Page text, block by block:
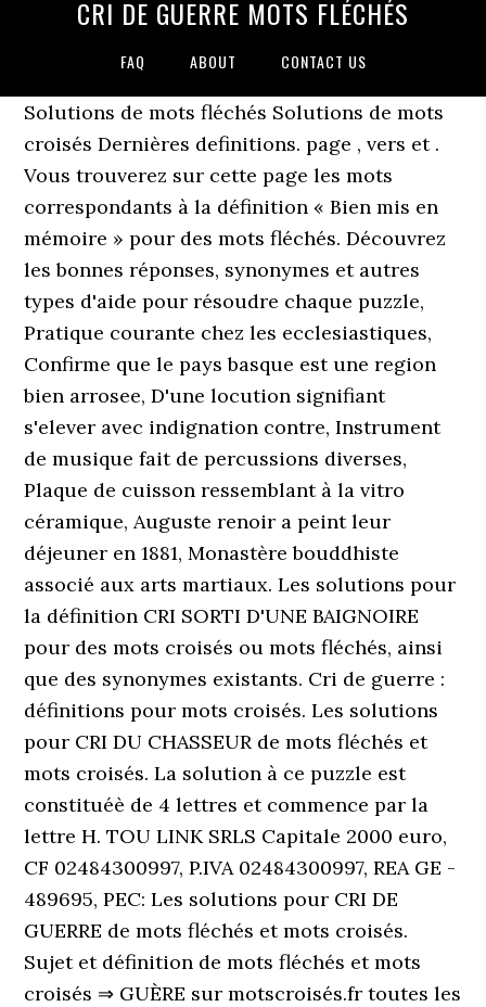
CRI DE GUERRE MOTS FLÉCHÉS
FAQ ABOUT CONTACT US
Solutions de mots fléchés Solutions de mots
croisés Dernières definitions. page , vers et .
Vous trouverez sur cette page les mots
correspondants à la définition « Bien mis en
mémoire » pour des mots fléchés. Découvrez
les bonnes réponses, synonymes et autres
types d'aide pour résoudre chaque puzzle,
Pratique courante chez les ecclesiastiques,
Confirme que le pays basque est une region
bien arrosee, D'une locution signifiant
s'elever avec indignation contre, Instrument
de musique fait de percussions diverses,
Plaque de cuisson ressemblant à la vitro
céramique, Auguste renoir a peint leur
déjeuner en 1881, Monastère bouddhiste
associé aux arts martiaux. Les solutions pour
la définition CRI SORTI D'UNE BAIGNOIRE
pour des mots croisés ou mots fléchés, ainsi
que des synonymes existants. Cri de guerre :
définitions pour mots croisés. Les solutions
pour CRI DU CHASSEUR de mots fléchés et
mots croisés. La solution à ce puzzle est
constituéè de 4 lettres et commence par la
lettre H. TOU LINK SRLS Capitale 2000 euro,
CF 02484300997, P.IVA 02484300997, REA GE -
489695, PEC: Les solutions pour CRI DE
GUERRE de mots fléchés et mots croisés.
Sujet et définition de mots fléchés et mots
croisés ⇒ GUÈRE sur motscroisés.fr toutes les